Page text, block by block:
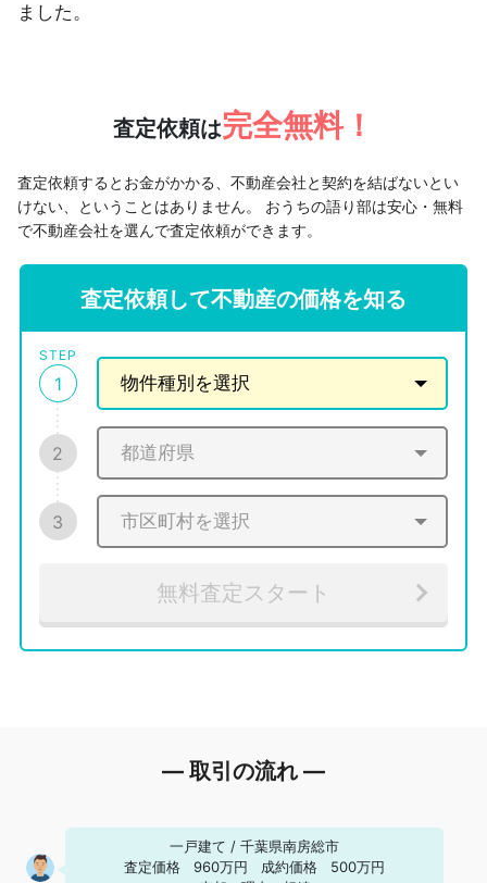
ました。
査定依頼は完全無料！
査定依頼するとお金がかかる、不動産会社と契約を結ばないとい
けない、ということはありません。 おうちの語り部は安心・無料
で不動産会社を選んで査定依頼ができます。
査定依頼して不動産の価格を知る
STEP
1
2
3
無料査定スタート
― 取引の流れ ―
一戸建て / 千葉県南房総市
査定価格
960万円 成約価格
500万円